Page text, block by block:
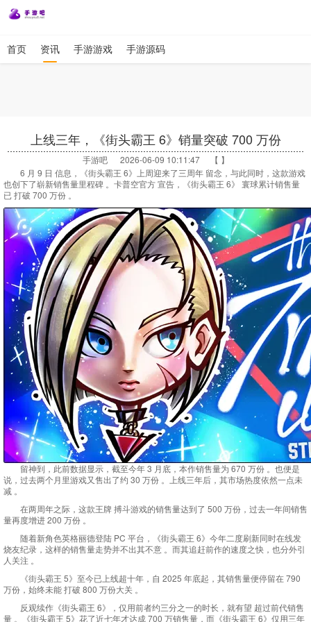
首页 资讯 手游游戏 手游源码
上线三年，《街头霸王 6》销量突破 700 万份
手游吧
2026-06-09 10:11:47 【 】
6 月 9 日 信息，《街头霸王 6》上周迎来了三周年 留念，与此同时，这款游戏
也创下了崭新销售量里程碑 。卡普空官方 宣告，《街头霸王 6》 寰球累计销售量
已 打破 700 万份 。
留神到，此前数据显示，截至今年 3 月底，本作销售量为 670 万份 。也便是
说，过去两个月里游戏又售出了约 30 万份 。上线三年后，其市场热度依然一点未
减 。
在两周年之际，这款王牌 搏斗游戏的销售量达到了 500 万份，过去一年间销售
量再度增进 200 万份 。
随着新角色英格丽德登陆 PC 平台，《街头霸王 6》今年二度刷新同时在线发
烧友纪录，这样的销售量走势并不出其不意 。而其追赶前作的速度之快，也分外引
人关注 。
《街头霸王 5》至今已上线超十年，自 2025 年底起，其销售量便停留在 790
万份，始终未能 打破 800 万份大关 。
反观续作《街头霸王 6》，仅用前者约三分之一的时长，就有望 超过前代销售
量 。《街头霸王 5》花了近七年才达成 700 万销售量，而《街头霸王 6》仅用三年